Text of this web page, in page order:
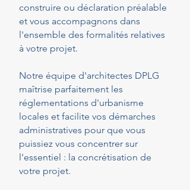
construire ou déclaration préalable
et vous accompagnons dans
l'ensemble des formalités relatives
à votre projet.
Notre équipe d'architectes DPLG
maîtrise parfaitement les
réglementations d'urbanisme
locales et facilite vos démarches
administratives pour que vous
puissiez vous concentrer sur
l'essentiel : la concrétisation de
votre projet.